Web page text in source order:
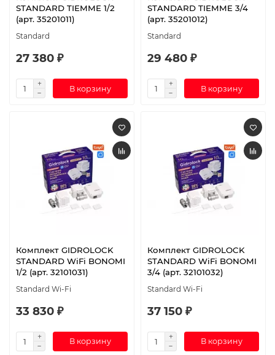
STANDARD TIEMME 1/2
(арт. 35201011)
Standard
27 380 ₽
В корзину
STANDARD TIEMME 3/4
(арт. 35201012)
Standard
29 480 ₽
В корзину
Комплект GIDROLOCK
STANDARD WiFi BONOMI
1/2 (арт. 32101031)
Standard Wi-Fi
33 830 ₽
В корзину
Комплект GIDROLOCK
STANDARD WiFi BONOMI
3/4 (арт. 32101032)
Standard Wi-Fi
37 150 ₽
В корзину